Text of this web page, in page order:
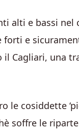
alti e bassi
e
il Cagliari, una
cosiddette
soffre le